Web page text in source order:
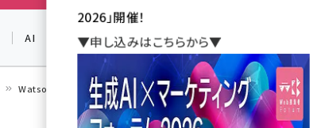
AI SNS アクセス解析／データ分析
Watsonチャットボット『Cogmo Attend』導入企業事例
2026」開催！
▼申し込みはこちらから▼